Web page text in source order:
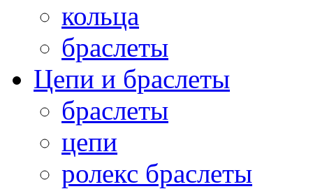
кольца
браслеты
Цепи и браслеты
браслеты
цепи
ролекс браслеты